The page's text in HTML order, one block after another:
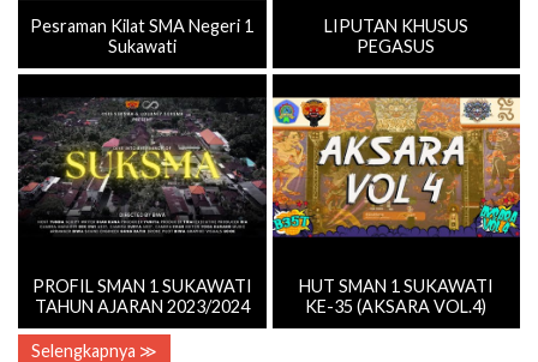
Pesraman Kilat SMA Negeri 1
Sukawati
LIPUTAN KHUSUS
PEGASUS
PROFIL SMAN 1 SUKAWATI
TAHUN AJARAN 2023/2024
HUT SMAN 1 SUKAWATI
KE-35 (AKSARA VOL.4)
Selengkapnya ≫